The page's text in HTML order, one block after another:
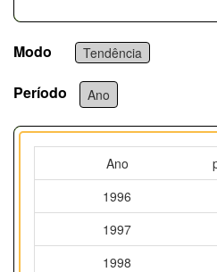
Modo Tendência
Período Ano
Ano
1996
1997
1998